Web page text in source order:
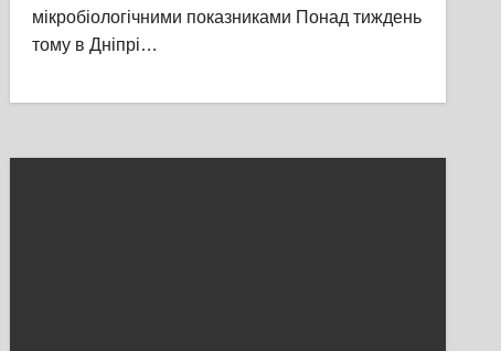
мікробіологічними показниками Понад тиждень
тому в Дніпрі…